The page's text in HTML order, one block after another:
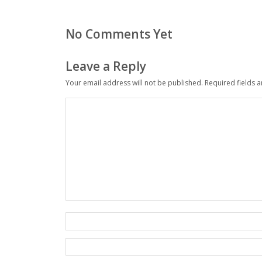
No Comments Yet
Leave a Reply
Your email address will not be published. Required fields